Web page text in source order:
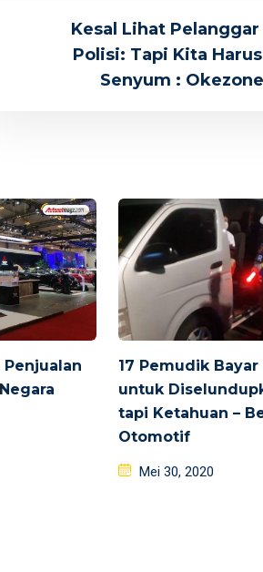
Kesal Lihat Pelanggar
Polisi: Tapi Kita
Senyum :
Penjualan
17 Pemudik Bayar
untuk
tapi Ketahuan –
Otomotif
Posted
Mei 30, 2020